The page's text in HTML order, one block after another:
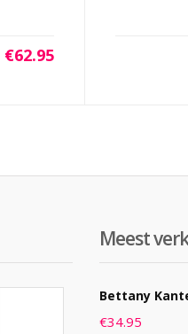
€62.95
Meest
Bettany
€34.95